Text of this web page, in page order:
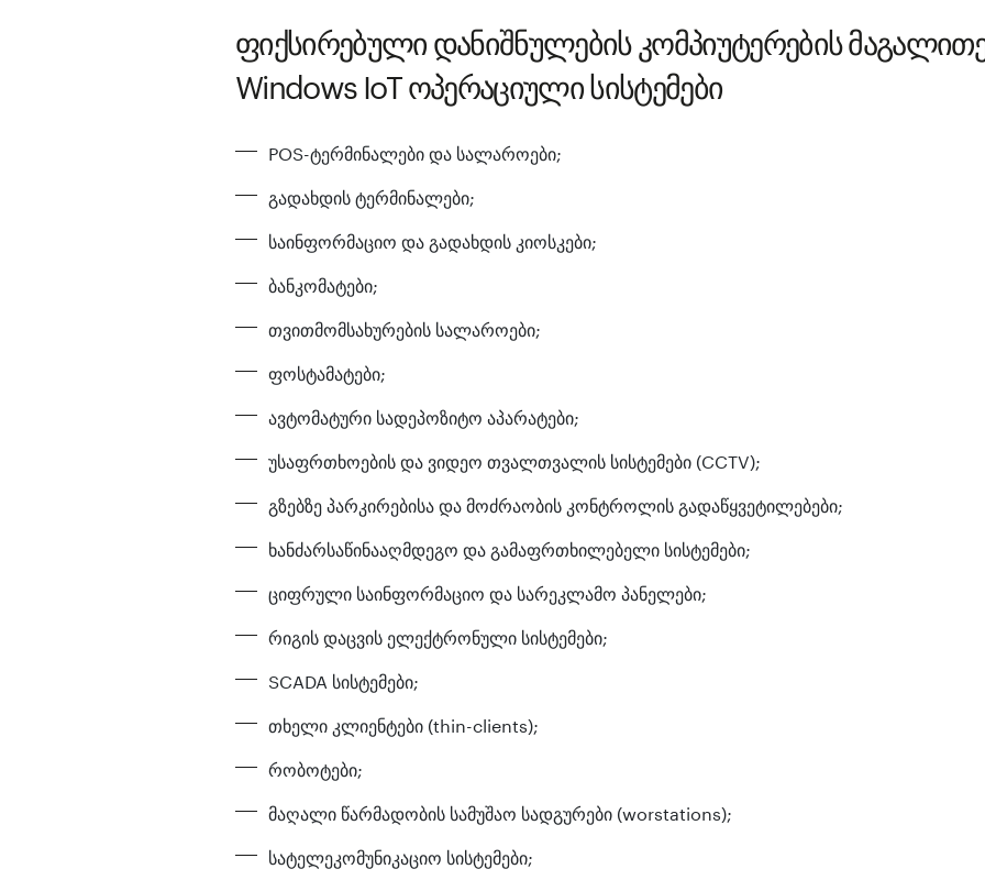
ფიქსირებული დანიშნულების კომპიუტერების
Windows IoT ოპერაციული სისტემები
POS-ტერმინალები და სალაროები;
გადახდის ტერმინალები;
საინფორმაციო და გადახდის კიოსკები;
ბანკომატები;
თვითმომსახურების სალაროები;
ფოსტამატები;
ავტომატური სადეპოზიტო აპარატები;
უსაფრთხოების და ვიდეო თვალთვალის სისტემები (CCTV);
გზებზე პარკირებისა და მოძრაობის კონტროლის გადაწყვეტილებები;
ხანძარსაწინააღმდეგო და გამაფრთხილებელი სისტემები;
ციფრული საინფორმაციო და სარეკლამო პანელები;
რიგის დაცვის ელექტრონული სისტემები;
SCADA სისტემები;
თხელი კლიენტები (thin-clients);
რობოტები;
მაღალი წარმადობის სამუშაო სადგურები (worstations);
სატელეკომუნიკაციო სისტემები;